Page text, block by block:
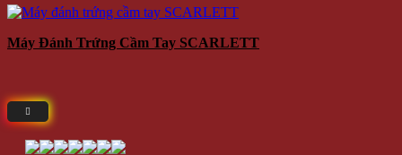
Máy Đánh Trứng Cầm Tay SCARLETT